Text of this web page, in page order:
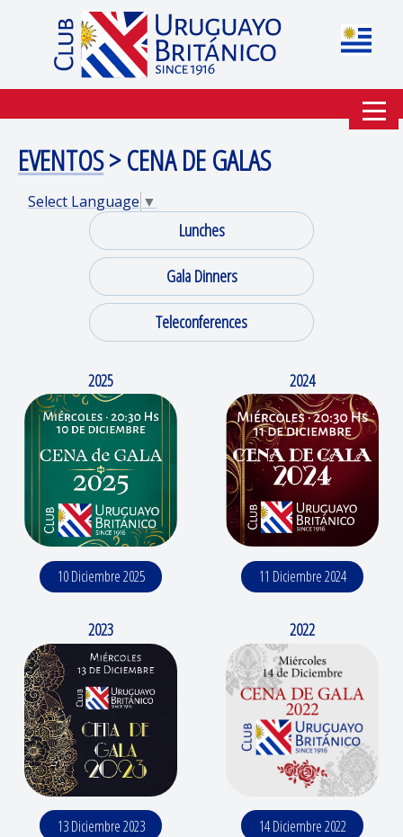
EVENTOS> CENA DE GALAS
Select Language ▼
Lunches
Gala Dinners
Teleconferences
2025
10 Diciembre 2025
2024
11 Diciembre 2024
2023
13 Diciembre 2023
2022
14 Diciembre 2022